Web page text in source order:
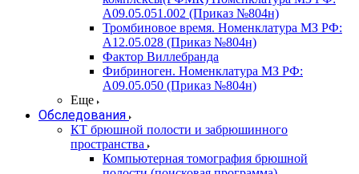
A09.05.051.002 (Приказ №804н)
Тромбиновое время. Номенклатура МЗ РФ:
A12.05.028 (Приказ №804н)
Фактор Виллебранда
Фибриноген. Номенклатура МЗ РФ:
A09.05.050 (Приказ №804н)
Еще
Обследования
КТ брюшной полости и забрюшинного
пространства
Компьютерная томография брюшной